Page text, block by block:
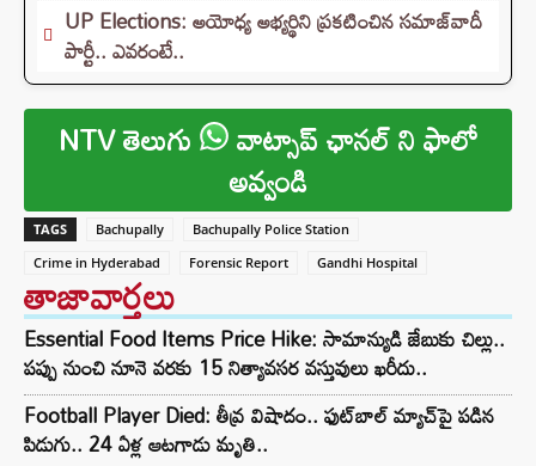
UP Elections: అయోధ్య అభ్యర్థిని ప్రకటించిన సమాజ్‌వాదీ
పార్టీ.. ఎవరంటే..
NTV తెలుగు వాట్సాప్ ఛానల్ ని ఫాలో
అవ్వండి
TAGS Bachupally
Bachupally Police Station
Crime in Hyderabad
Forensic Report Gandhi Hospital
తాజావార్తలు
Essential Food Items Price Hike: సామాన్యుడి జేబుకు చిల్లు..
పప్పు నుంచి నూనె వరకు 15 నిత్యావసర వస్తువులు ఖరీదు..
Football Player Died: తీవ్ర విషాదం.. ఫుట్‌బాల్ మ్యాచ్‌పై పడిన
పిడుగు.. 24 ఏళ్ల ఆటగాడు మృతి..